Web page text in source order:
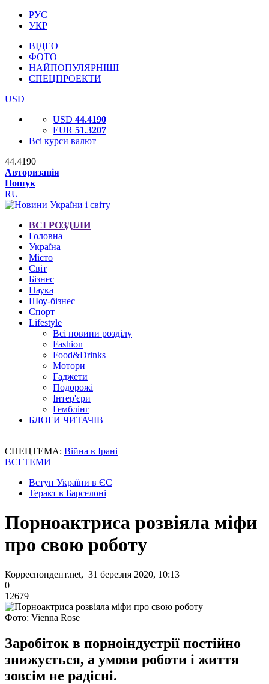
РУС
УКР
ВІДЕО
ФОТО
НАЙПОПУЛЯРНІШІ
СПЕЦПРОЕКТИ
USD
USD 44.4190
EUR 51.3207
Всі курси валют
44.4190
Авторизація
Пошук
RU
ВСІ РОЗДІЛИ
Головна
Україна
Місто
Світ
Бізнес
Наука
Шоу-бізнес
Спорт
Lifestyle
Всі новини розділу
Fashion
Food&Drinks
Мотори
Гаджети
Подорожі
Інтер'єри
Гемблінг
БЛОГИ ЧИТАЧІВ
СПЕЦТЕМА: Війна в Ірані
ВСІ ТЕМИ
Вступ України в ЄС
Теракт в Барселоні
Порноактриса розвіяла міфи
про свою роботу
Корреспондент.net, 31 березня 2020, 10:13
0
12679
Фото: Vienna Rose
Заробіток в порноіндустрії постійно
знижується, а умови роботи і життя
зовсім не радісні.